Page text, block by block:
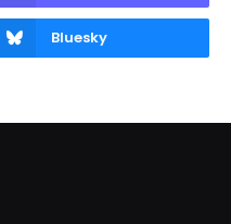
Bluesky